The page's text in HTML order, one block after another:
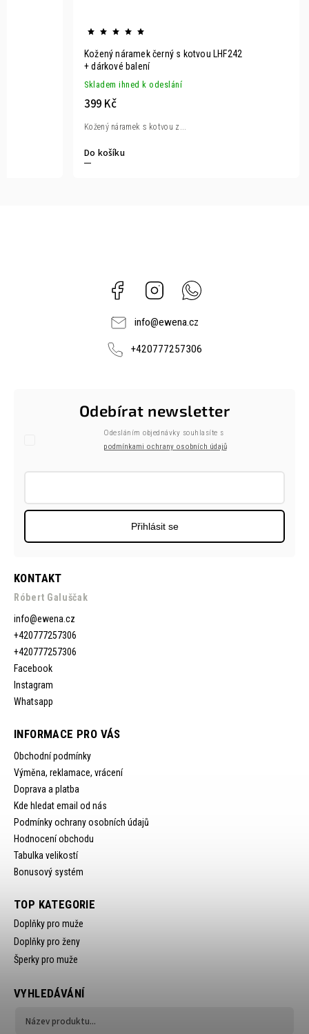
Kožený náramek černý s kotvou LHF242
+ dárkové balení
Skladem ihned k odeslání
399 Kč
Do košíku
Kožený náramek s kotvou z...
Facebook Instagram
info@ewena.cz
+420777257306
KONTAKT
Róbert Galuščak
info@ewena.cz
+420777257306
+420777257306
Facebook
Instagram
Whatsapp
INFORMACE PRO VÁS
Obchodní podmínky
Výměna, reklamace, vrácení
Doprava a platba
Kde hledat email od nás
Podmínky ochrany osobních údajů
Hodnocení obchodu
Tabulka velikostí
Bonusový systém
Odebírat newsletter
Odesláním objednávky souhlasíte s
podmínkami ochrany osobních údajů
Přihlásit se
TOP KATEGORIE
Doplňky pro muže
Doplňky pro ženy
Šperky pro muže
VYHLEDÁVÁNÍ